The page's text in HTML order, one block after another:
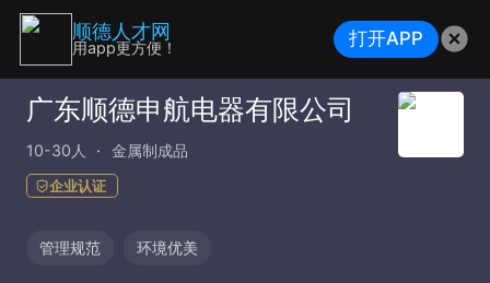
广东顺德申航电器有限公司
10-30人 金属制成品
企业认证
管理规范 环境优美
顺德人才网
用app更方便！ 打开APP